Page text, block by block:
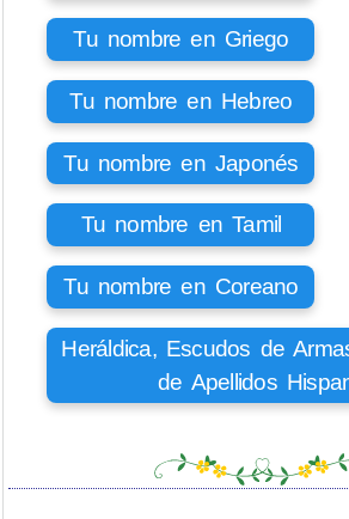
Tu nombre en Griego
Tu nombre en Hebreo
Tu nombre en Japonés
Tu nombre en Tamil
Tu nombre en Coreano
Heráldica, Escudos de
de Apellidos